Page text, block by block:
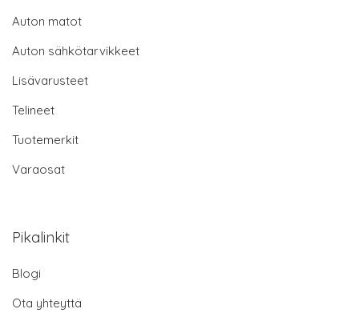
Auton matot
Auton sähkötarvikkeet
Lisävarusteet
Telineet
Tuotemerkit
Varaosat
Pikalinkit
Blogi
Ota yhteyttä